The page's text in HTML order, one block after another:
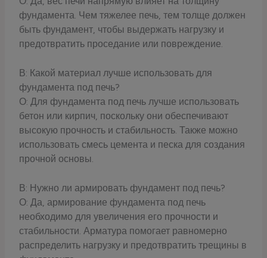
фундамента. Чем тяжелее печь, тем толще должен
быть фундамент, чтобы выдержать нагрузку и
предотвратить проседание или повреждение.
В: Какой материал лучше использовать для
фундамента под печь?
О: Для фундамента под печь лучше использовать
бетон или кирпич, поскольку они обеспечивают
высокую прочность и стабильность. Также можно
использовать смесь цемента и песка для создания
прочной основы.
В: Нужно ли армировать фундамент под печь?
О: Да, армирование фундамента под печь
необходимо для увеличения его прочности и
стабильности. Арматура помогает равномерно
распределить нагрузку и предотвратить трещины в